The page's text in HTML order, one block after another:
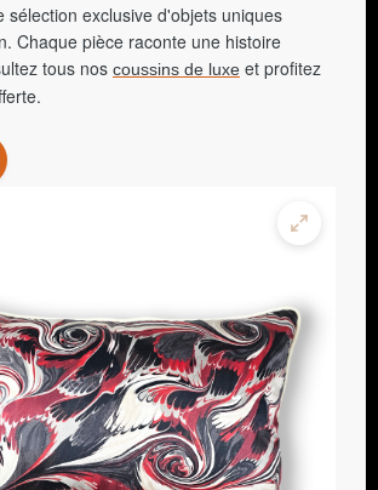
sélection exclusive d'objets uniques
Chaque pièce raconte une histoire
tous nos coussins de luxe et profitez